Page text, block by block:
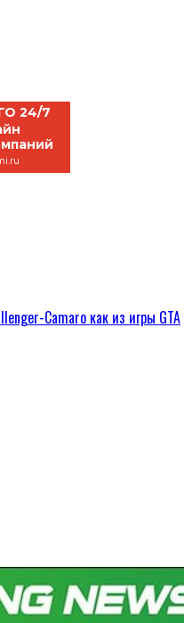
24/7
Camaro как из игры GTA